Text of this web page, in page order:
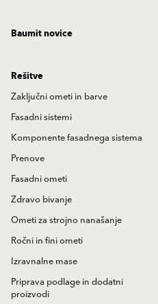
Baumit novice
Rešitve
Zaključni ometi in barve
Fasadni sistemi
Komponente fasadnega sistema
Prenove
Fasadni ometi
Zdravo bivanje
Ometi za strojno nanašanje
Ročni in fini ometi
Izravnalne mase
Priprava podlage in dodatni
proizvodi